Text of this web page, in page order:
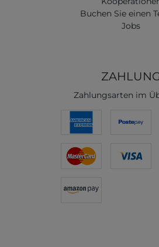
Buchen Sie einen
Jobs
Zahlungsarten im